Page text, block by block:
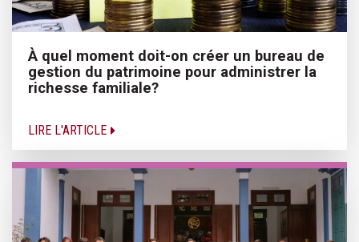
À quel moment doit-on créer un bureau de
gestion du patrimoine pour administrer la
richesse familiale?
LIRE L'ARTICLE